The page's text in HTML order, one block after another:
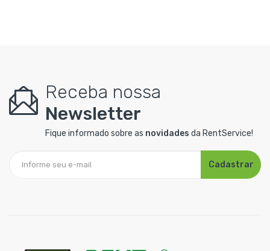
Receba nossa
Newsletter
Fique informado sobre as novidades da RentService!
Cadastrar